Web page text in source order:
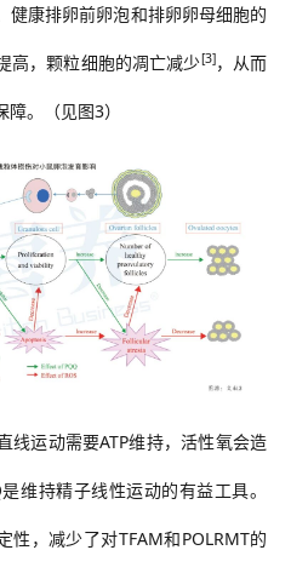
健康排卵前卵泡和排卵卵母细胞的
高，颗粒细胞的凋亡减少[3]，从而
障。（见图3）
线运动需要ATP维持，活性氧会造
维持精子线性运动的有益工具。
性，减少了对TFAM和POLRMT的